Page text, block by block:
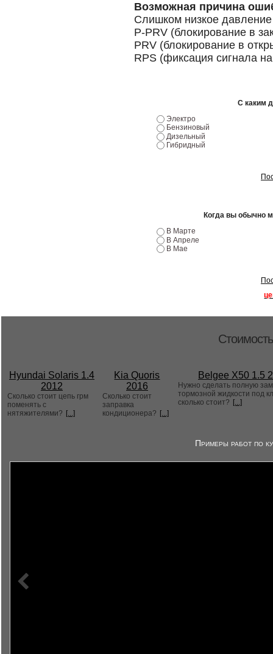
Возможная причина
Слишком низкое
P-PRV (блокирование в
PRV (блокирование в
RPS (фиксация сигнала
С каким
Электро
Бензиновый
Дизельный
Гибридный
Когда вы обычно
В Марте
В Апреле
В Мае
Hyundai Solaris 1.4
2012
Сколько стоит цепь грм
поменять с
нятяжителями? [...]
Kia Quoris
2016
Сколько стоит
заправка
кондиционера? [...]
Belgee X50 1.5
Нужно сделать полную
тормозной жидкости под
сколько стоит? [...]
Примеры работ по